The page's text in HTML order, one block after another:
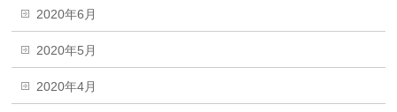
2020年6月
2020年5月
2020年4月